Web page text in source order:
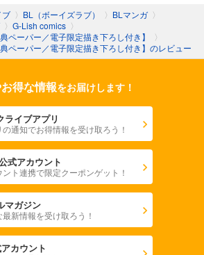
ブ 〉 BL（ボーイズラブ） 〉 BLマンガ 〉
〉 G-Lish comics 〉
ペーパー／電子限定描き下ろし付き】
〉
ペーパー／電子限定描き下ろし付き】のレビュー
得な情報をお届けします！
ライブアプリ
の通知でお得情報を受け取ろう！
式アカウント
ント連携で限定クーポンゲット！
マガジン
最新情報を受け取ろう！
カウント